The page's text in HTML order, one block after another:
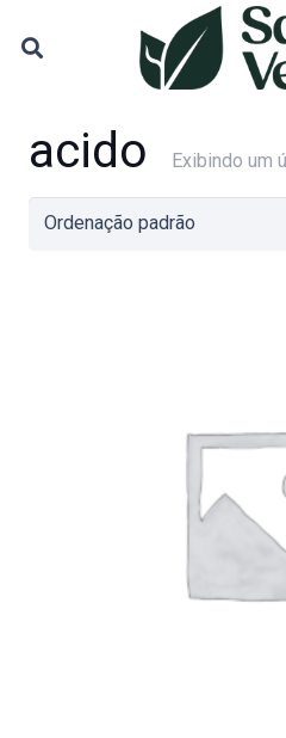
acido Exibindo um